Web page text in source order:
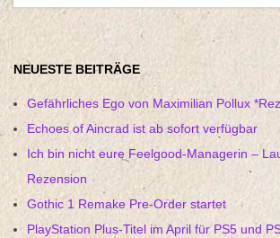
NEUESTE BEITRÄGE
Gefährliches Ego von Maximilian Pollux
Echoes of Aincrad ist ab sofort verfügbar
Ich bin nicht eure Feelgood-Managerin –
Rezension
Gothic 1 Remake Pre-Order startet
PlayStation Plus-Titel im April für PS5 und